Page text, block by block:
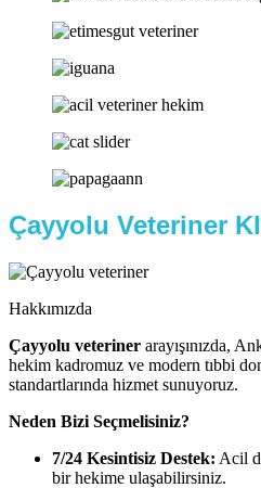
Çayyolu Veteriner
Hakkımızda
Çayyolu veteriner arayışınızda,
hekim kadromuz ve modern tıbbi
standartlarında hizmet sunuyoruz.
Neden Bizi Seçmelisiniz?
7/24 Kesintisiz Destek: Acil
bir hekime ulaşabilirsiniz.